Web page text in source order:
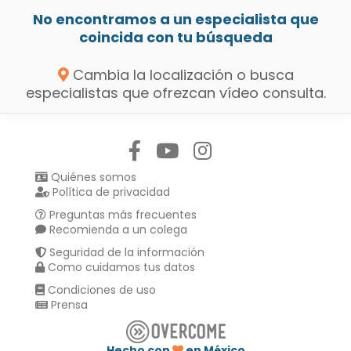
No encontramos a un especialista que
coincida con tu búsqueda
Cambia la localización o busca
especialistas que ofrezcan vídeo consulta.
Quiénes somos
Política de privacidad
Preguntas más frecuentes
Recomienda a un colega
Seguridad de la información
Como cuidamos tus datos
Condiciones de uso
Prensa